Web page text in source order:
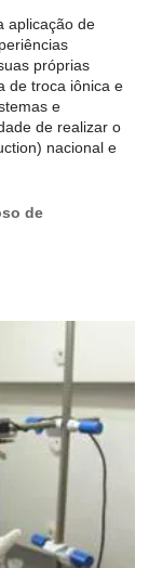
aplicação de
próprias
de troca iônica e
e
de realizar o
nacional e
de